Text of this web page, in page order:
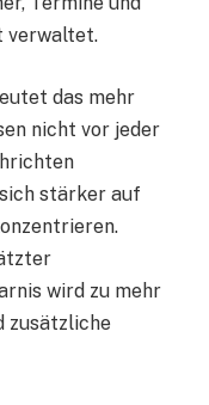
verwaltet.
das mehr
nicht vor jeder
stärker auf
wird zu mehr
zusätzliche